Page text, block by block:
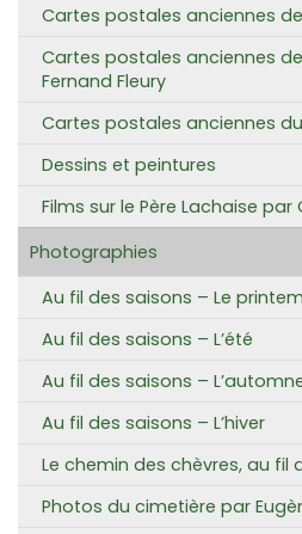
Cartes postales anciennes
Cartes postales anciennes
Fernand Fleury
Cartes postales anciennes
Dessins et peintures
Films sur le Père Lachaise par
Photographies
Au fil des saisons – Le
Au fil des saisons – L’été
Au fil des saisons –
Au fil des saisons – L’hiver
Le chemin des chèvres, au fil
Photos du cimetière par